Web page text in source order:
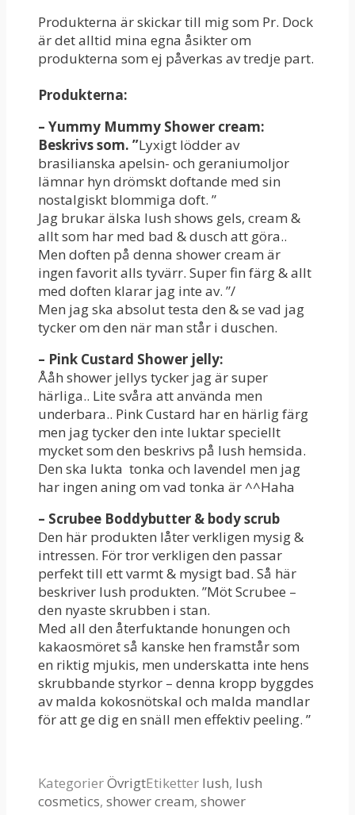
Produkterna är skickar till mig som Pr. Dock
är det alltid mina egna åsikter om
produkterna som ej påverkas av tredje part.
Produkterna:
– Yummy Mummy Shower cream:
Beskrivs som. ”Lyxigt lödder av
brasilianska apelsin- och geraniumoljor
lämnar hyn drömskt doftande med sin
nostalgiskt blommiga doft. ”
Jag brukar älska lush shows gels, cream &
allt som har med bad & dusch att göra..
Men doften på denna shower cream är
ingen favorit alls tyvärr. Super fin färg & allt
med doften klarar jag inte av. ”/
Men jag ska absolut testa den & se vad jag
tycker om den när man står i duschen.
– Pink Custard Shower jelly:
Ååh shower jellys tycker jag är super
härliga.. Lite svåra att använda men
underbara.. Pink Custard har en härlig färg
men jag tycker den inte luktar speciellt
mycket som den beskrivs på lush hemsida.
Den ska lukta tonka och lavendel men jag
har ingen aning om vad tonka är ^^Haha
– Scrubee Boddybutter & body scrub
Den här produkten låter verkligen mysig &
intressen. För tror verkligen den passar
perfekt till ett varmt & mysigt bad. Så här
beskriver lush produkten. ”Möt Scrubee –
den nyaste skrubben i stan.
Med all den återfuktande honungen och
kakaosmöret så kanske hen framstår som
en riktig mjukis, men underskatta inte hens
skrubbande styrkor – denna kropp byggdes
av malda kokosnötskal och malda mandlar
för att ge dig en snäll men effektiv peeling. ”
KategorierÖvrigtEtiketter lush, lush
cosmetics, shower cream, shower